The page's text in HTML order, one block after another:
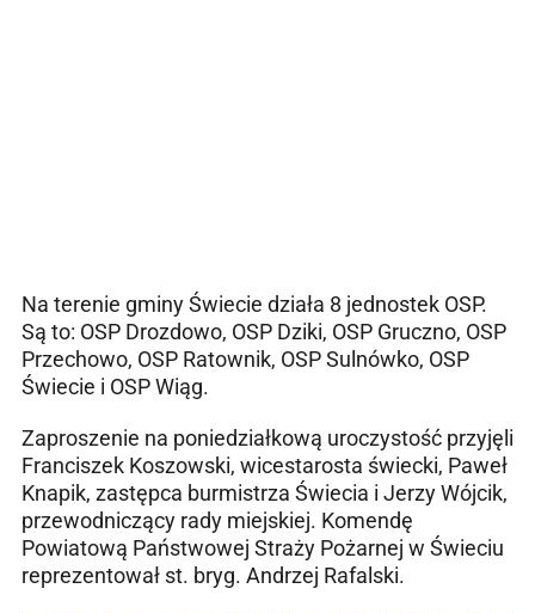
Na terenie gminy Świecie działa 8 jednostek OSP.
Są to: OSP Drozdowo, OSP Dziki, OSP Gruczno, OSP
Przechowo, OSP Ratownik, OSP Sulnówko, OSP
Świecie i OSP Wiąg.
Zaproszenie na poniedziałkową uroczystość przyjęli
Franciszek Koszowski, wicestarosta świecki, Paweł
Knapik, zastępca burmistrza Świecia i Jerzy Wójcik,
przewodniczący rady miejskiej. Komendę
Powiatową Państwowej Straży Pożarnej w Świeciu
reprezentował st. bryg. Andrzej Rafalski.